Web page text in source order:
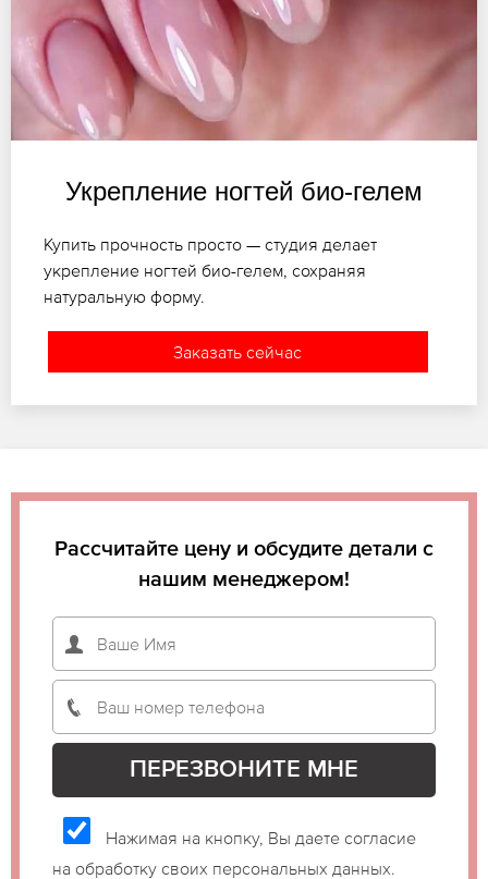
Укрепление ногтей био-гелем
Купить прочность просто — студия делает
укрепление ногтей био-гелем, сохраняя
натуральную форму.
Заказать сейчас
Рассчитайте цену и обсудите детали с
нашим менеджером!
Нажимая на кнопку, Вы даете согласие
на обработку своих персональных данных.